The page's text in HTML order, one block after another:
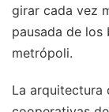
girar cada vez
pausada de los
metrópoli.
La arquitectura